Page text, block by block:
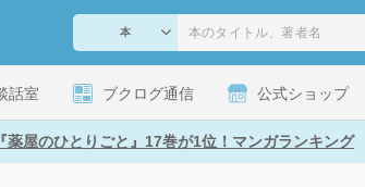
話室 ブクログ通信 公式ショップ
薬屋のひとりごと』17巻が1位！マンガランキング